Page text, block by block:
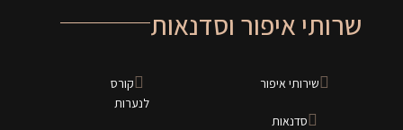
שרותי איפור וסדנאות
שירותי איפור
סדנאות
קורס
לנערות